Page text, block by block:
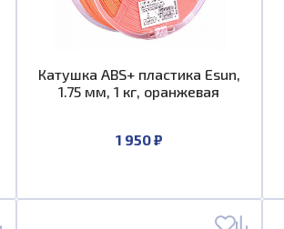
Катушка ABS+ пластика Esun,
1.75 мм, 1 кг, оранжевая
1 950 ₽